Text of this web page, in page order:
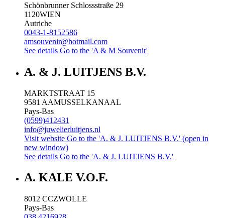
Schönbrunner Schlossstraße 29
1120WIEN
Autriche
0043-1-8152586
amsouvenir@hotmail.com
See details Go to the 'A & M Souvenir'
A. & J. LUITJENS B.V.
MARKTSTRAAT 15
9581 AAMUSSELKANAAL
Pays-Bas
(0599)412431
info@juwelierluitjens.nl
Visit website Go to the 'A. & J. LUITJENS B.V.' (open in
new window)
See details Go to the 'A. & J. LUITJENS B.V.'
A. KALE V.O.F.
8012 CCZWOLLE
Pays-Bas